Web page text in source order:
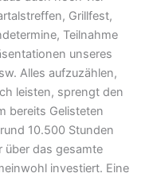
Grillfest,
Teilnahme
unseres
Alles aufzuzählen,
leisten, sprengt den
bereits Gelisteten
10.500 Stunden
über das gesamte
investiert. Eine